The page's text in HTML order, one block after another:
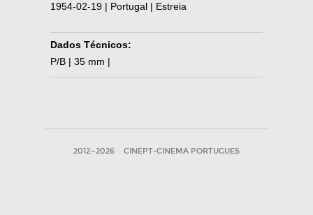
1954-02-19 | Portugal | Estreia
Dados Técnicos:
P/B | 35 mm |
2012—2026 CINEPT-CINEMA PORTUGUES